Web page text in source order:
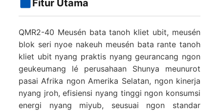
Fitur Utama
QMR2-40 Meusén bata tanoh kliet ubit, meusén
blok seri nyoe nakeuh meusén bata rante tanoh
kliet ubit nyang praktis nyang geurancang ngon
geukeumang lé perusahaan Shunya meunurot
pasai Afrika ngon Amerika Selatan, ngon kinerja
nyang jroh, efisiensi nyang tinggi ngon konsumsi
energi nyang miyub, seusuai ngon standar